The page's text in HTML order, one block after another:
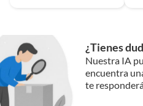
¿Tienes
Nuestra IA
encuentra
te